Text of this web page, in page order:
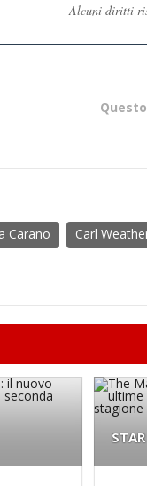
Alcuni diritti
Carano
Carl